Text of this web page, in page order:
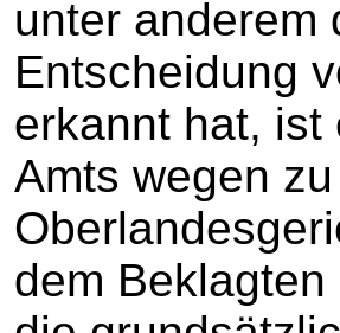
unter anderem
Entscheidung
erkannt hat, ist
Amts wegen
dem